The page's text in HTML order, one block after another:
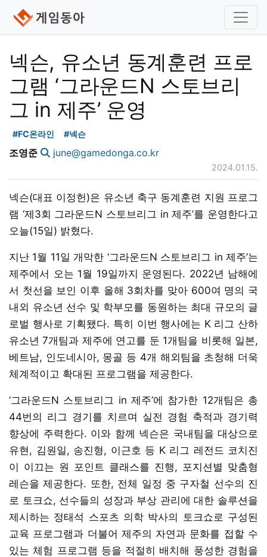
넥슨, 유소년 동계훈련 프로
그램 ‘그라운드N 스토브리
그 in 제주’ 운영
#FC온라인 #넥슨
조영준 june@gamedonga.co.kr
2024.01.15.
넥슨(대표 이정헌)은 유소년 축구 동계훈련 지원 프로그
램 ‘제3회 그라운드N 스토브리그 in 제주’를 운영한다고
오늘(15일) 밝혔다.
지난 1월 11일 개막한 ‘그라운드N 스토브리그 in 제주’는
제주에서 오는 1월 19일까지 운영된다. 2022년 남해에
서 첫선을 보인 이후 올해 3회차를 맞아 600여 명의 국
내외 유소년 선수 및 학부모를 동원하는 최대 규모의 글
로벌 행사로 기획됐다. 특히 이번 행사에는 K 리그 산하
유소년 7개팀과 제주에 연고를 둔 1개팀을 비롯해 일본,
베트남, 인도네시아, 몽골 등 4개 해외팀을 초청해 더욱
체계적이고 확대된 프로그램을 제공한다.
‘그라운드N 스토브리그 in 제주’에 참가한 12개팀은 총
44번의 리그 경기를 치르며 실전 경험 축적과 경기력
향상에 주력한다. 이와 함께 넥슨은 국내팀을 대상으로
유현, 김원일, 송진형, 이근호 등 K 리그 레전드 코치진
이 이끄는 원 포인트 클래스를 진행, 포지션별 맞춤형
레슨을 제공한다. 또한, 전체 일정 중 구자철 선수의 진
로 토크쇼, 선수들의 성장과 부상 관리에 대한 솔루션을
제시하는 정태석 스포츠 의학 박사의 토크쇼로 구성된
교육 프로그램과 더불어 제주의 자연과 문화를 접할 수
있는 체험 프로그램 등을 적절히 배치해 풍성한 경험을